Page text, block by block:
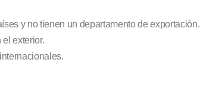
y no tienen un departamento de exportación.
exterior.